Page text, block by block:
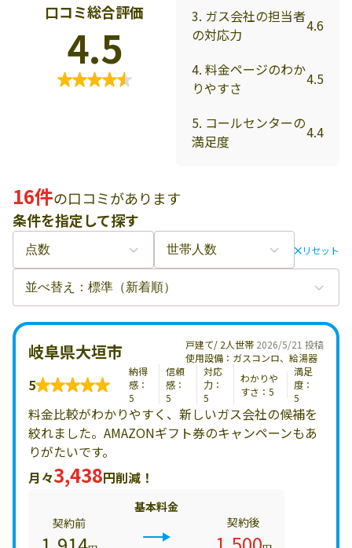
口コミ総合評価
4.5
3. ガス会社の担当者
の対応力
4.6
4. 料金ページのわか
りやすさ
4.5
5. コールセンターの
満足度
4.4
16件の口コミがあります
条件を指定して探す
リセット
2026/5/21 投稿
岐阜県大垣市
戸建て/ 2人世帯
使用設備：ガスコンロ、給湯器
5
納得
感：
5
信頼
感：
5
対応
力：
5
わかりや
すさ：5
満足
度：
5
料金比較がわかりやすく、新しいガス会社の候補を
絞れました。AMAZONギフト券のキャンペーンもあ
りがたいです。
月々3,438円削減！
基本料金
契約前
契約後